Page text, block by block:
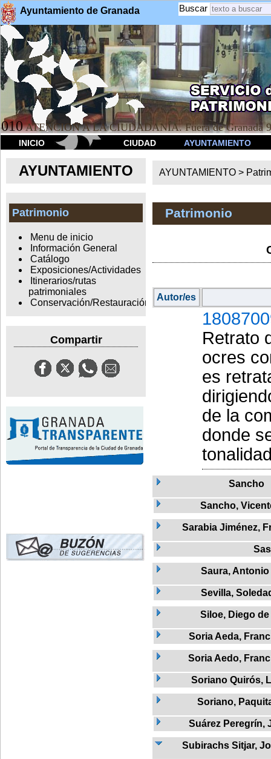
Ayuntamiento de Granada Buscar
010 ATENCION A LA CIUDADANÍA. Fuera de Granada
INICIO CIUDAD AYUNTAMIENTO
AYUNTAMIENTO
Patrimonio
Menu de inicio
Información General
Catálogo
Exposiciones/Actividades
Itinerarios/rutas
patrimoniales
Conservación/Restauración
Compartir
AYUNTAMIENTO >
Patrimonio
Autor/es
Retrato
ocres
es
de la
donde
Sancho
Sancho,
Sarabia Jiménez,
Saura, Antonio
Sevilla,
Siloe, Diego de
Soria Aeda,
Soria Aedo,
Soriano Quirós,
Soriano,
Suárez Peregrín,
Subirachs Sitjar,